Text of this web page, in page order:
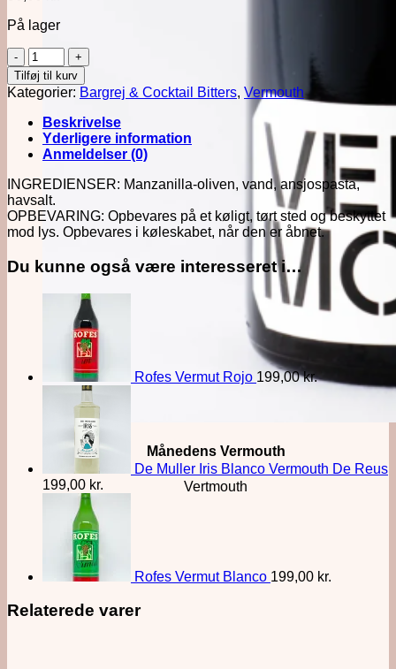
Månedens Vermouth
Vertmouth
På lager
Perello
Ansjos
Oliven
(Can)
antal
Tilføj til kurv
Kategorier: Bargrej & Cocktail Bitters, Vermouth
Beskrivelse
Yderligere information
Anmeldelser (0)
INGREDIENSER: Manzanilla-oliven, vand, ansjospasta,
havsalt.
OPBEVARING: Opbevares på et køligt, tørt sted og beskyttet
mod lys. Opbevares i køleskabet, når den er åbnet.
Du kunne også være interesseret i…
Rofes Vermut Rojo 199,00kr.
De Muller Iris Blanco Vermouth De Reus
199,00 kr.
Rofes Vermut Blanco 199,00 kr.
Relaterede varer